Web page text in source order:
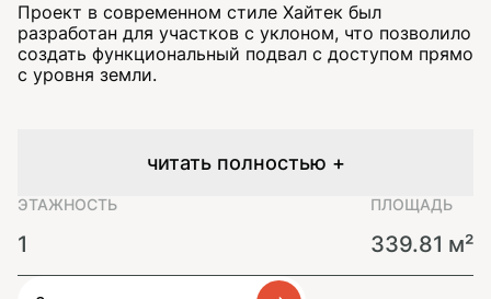
Проект в современном стиле Хайтек был
разработан для участков с уклоном, что позволило
создать функциональный подвал с доступом прямо
с уровня земли.
читать полностью +
ЭТАЖНОСТЬ
1
ПЛОЩАДЬ
339.81 м²